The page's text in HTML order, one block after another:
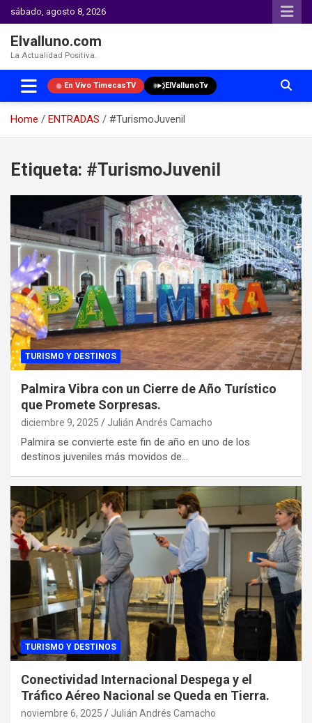
sábado, agosto 8, 2026
Elvalluno.com
La Actualidad Positiva.
En Vivo TimecasTV ElVallunoTv
Home ENTRADAS
#TurismoJuvenil
content
Etiqueta: #TurismoJuvenil
TURISMO Y DESTINOS
Palmira Vibra con un Cierre de Año Turístico
que Promete Sorpresas.
diciembre 9, 2025 Julián Andrés Camacho
Palmira se convierte este fin de año en uno de los
destinos juveniles más movidos de…
TURISMO Y DESTINOS
Conectividad Internacional Despega y el
Tráfico Aéreo Nacional se Queda en Tierra.
noviembre 6, 2025 Julián Andrés Camacho